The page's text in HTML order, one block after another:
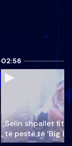
02:56
Selin shpallet
të pestë të ‘Big